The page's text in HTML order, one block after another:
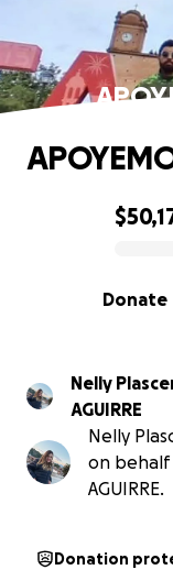
0% complete
Donate
Nelly
AGUIRRE
Nelly
on behalf
AGUIRRE.
Donation